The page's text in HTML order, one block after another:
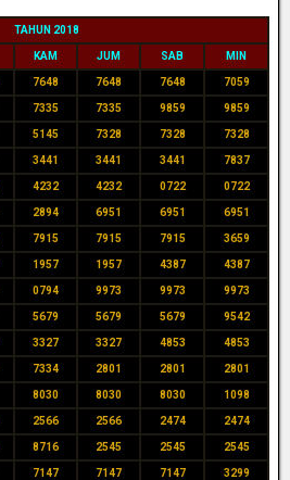
TAHUN 2018
KAM JUM SAB MIN
7648 7648 7648 7059
7335 7335 9859 9859
5145 7328 7328 7328
3441 3441 3441 7837
4232 4232 0722 0722
2894 6951 6951 6951
7915 7915 7915 3659
1957 1957 4387 4387
0794 9973 9973 9973
5679 5679 5679 9542
3327 3327 4853 4853
7334 2801 2801 2801
8030 8030 8030 1098
2566 2566 2474 2474
8716 2545 2545 2545
7147 7147 7147 3299